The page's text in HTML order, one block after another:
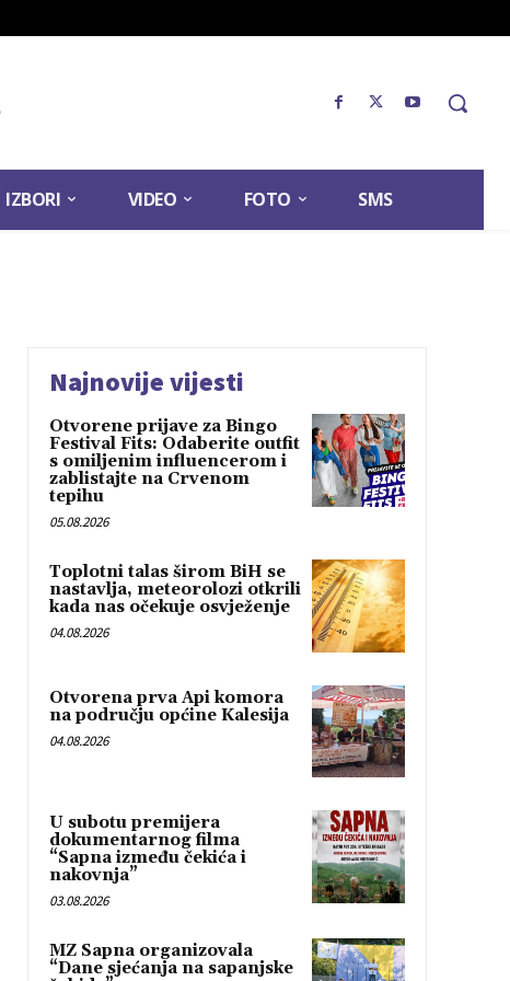
IZBORI VIDEO FOTO SMS
Najnovije vijesti
Otvorene prijave za Bingo
Festival Fits: Odaberite outfit
s omiljenim influencerom i
zablistajte na Crvenom
tepihu
05.08.2026
Toplotni talas širom BiH se
nastavlja, meteorolozi otkrili
kada nas očekuje osvježenje
04.08.2026
Otvorena prva Api komora
na području općine Kalesija
04.08.2026
U subotu premijera
dokumentarnog filma
“Sapna između čekića i
nakovnja”
03.08.2026
MZ Sapna organizovala
“Dane sjećanja na sapanjske